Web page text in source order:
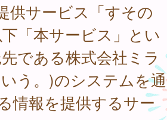
サービス「すその
「本サービス」とい
である株式会社ミラ
う。)のシステムを通
情報を提供するサー